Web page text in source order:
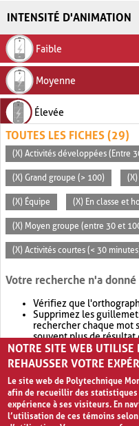
INTENSITÉ D'ANIMATION
Faible
Moyenne
Élevée
TOUTES LES FICHES (29)
(X) Activités développées (Entre
(X) Grand groupe (> 100)
(X) Équipe (X) En classe et
(X) Moyen groupe (entre 30 et
(X) Activités courtes (< 30
Votre recherche n'a
Vérifiez que
Supprimez les
rechercher chaque mot
souvent plus de
Envisagez d'élargir
retournera souvent
NOTRE SITE WEB
REHAUSSER VOTRE
Le site web de Polytechnique
afin de recueillir des
expérience à ses visiteurs. En
l’utilisation de ces témoins